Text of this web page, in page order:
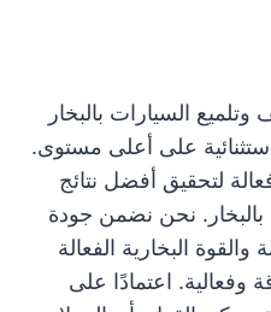
السيارات بالبخار
على أعلى مستوى.
لتحقيق أفضل نتائج
نحن نضمن جودة
والقوة البخارية الفعالة
وفعالية. اعتمادًا على